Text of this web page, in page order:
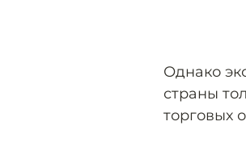
Однако
страны
торговых